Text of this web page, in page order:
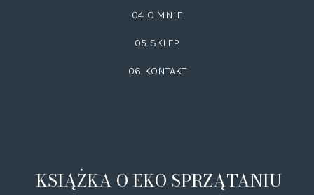
04. O MNIE
05. SKLEP
06. KONTAKT
KSIĄŻKA O EKO SPRZĄTANIU